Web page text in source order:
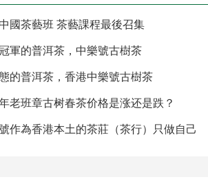
國茶藝班 茶藝課程最後召集
軍的普洱茶，中樂號古樹茶
的普洱茶，香港中樂號古樹茶
老班章古树春茶价格是涨还是跌？
作為香港本土的茶莊（茶行）只做自己